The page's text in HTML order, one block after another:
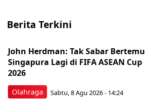
Berita Terkini
Olahraga
John Herdman: Tak Sabar Bertemu
Singapura Lagi di FIFA ASEAN Cup
2026
Sabtu, 8 Agu 2026 - 14:24